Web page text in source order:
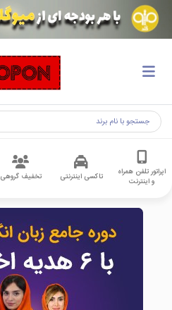
اپراتور تلفن همراه
و اینترنت
تاکسی اینترنتی تخفیف گروهی